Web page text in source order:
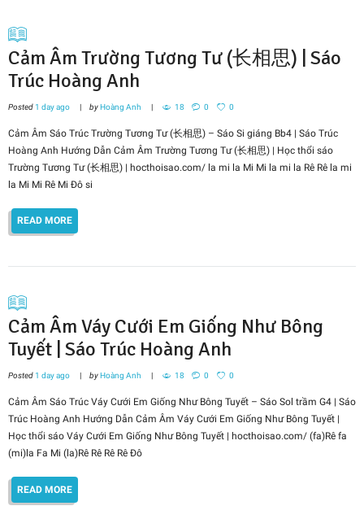
Cảm Âm Trường Tương Tư (长相思) | Sáo
Trúc Hoàng Anh
Posted 1 day ago byHoàng Anh 18 0 0
Cảm Âm Sáo Trúc Trường Tương Tư (长相思) – Sáo Si giáng Bb4 | Sáo Trúc
Hoàng Anh Hướng Dẫn Cảm Âm Trường Tương Tư (长相思) | Học thổi sáo
Trường Tương Tư (长相思) | hocthoisao.com/ la mi la Mi Mi la mi la Rê Rê la mi
la Mi Mi Rê Mi Đô si
READ MORE
Cảm Âm Váy Cưới Em Giống Như Bông
Tuyết | Sáo Trúc Hoàng Anh
Posted 1 day ago by Hoàng Anh 18 0 0
Cảm Âm Sáo Trúc Váy Cưới Em Giống Như Bông Tuyết – Sáo Sol trầm G4 | Sáo
Trúc Hoàng Anh Hướng Dẫn Cảm Âm Váy Cưới Em Giống Như Bông Tuyết |
Học thổi sáo Váy Cưới Em Giống Như Bông Tuyết | hocthoisao.com/ (fa)Rê fa
(mi)la Fa Mi (la)Rê Rê Rê Rê Đô
READ MORE